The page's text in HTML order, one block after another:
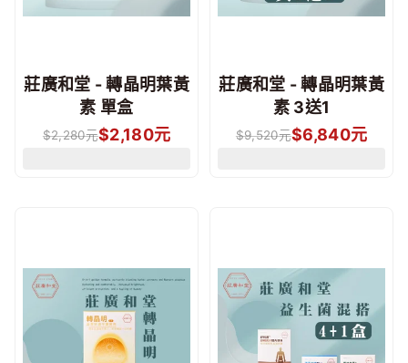
莊廣和堂 - 轉晶明葉黃
素 單盒
$2,280元$2,180元
莊廣和堂 - 轉晶明葉黃
素 3送1
$9,520元$6,840元